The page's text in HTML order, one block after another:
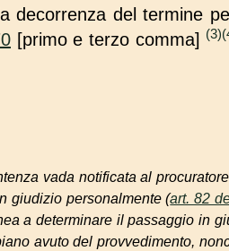
decorrenza del termine
[primo e terzo comma] (3)
vada notificata al
giudizio personalmente (art. 82
a determinare il passaggio in
avuto del provvedimento,